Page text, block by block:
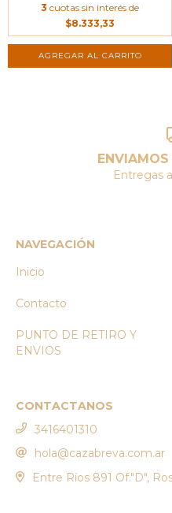
3 cuotas sin interés de
$8.333,33
Entregas
NAVEGACIÓN
Inicio
Contacto
PUNTO DE RETIRO Y
ENVIOS
CONTACTANOS
3416401310
hola@cazabreva.com.ar
Entre Ríos 891 Of."D",